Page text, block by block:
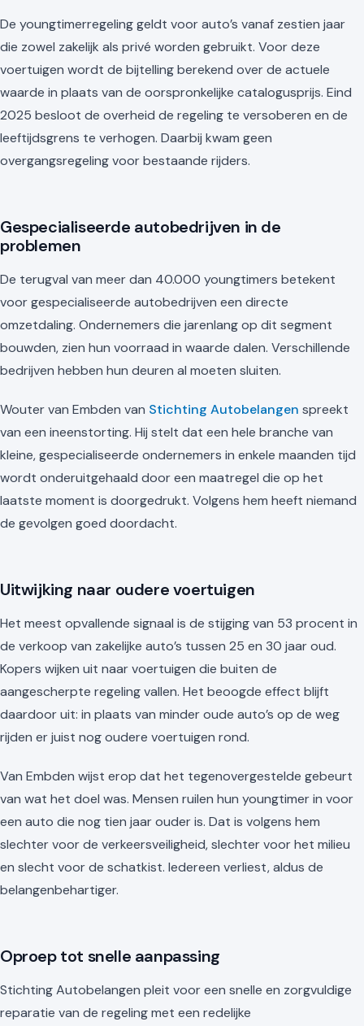
De youngtimerregeling geldt voor auto’s vanaf zestien jaar
die zowel zakelijk als privé worden gebruikt. Voor deze
voertuigen wordt de bijtelling berekend over de actuele
waarde in plaats van de oorspronkelijke catalogusprijs. Eind
2025 besloot de overheid de regeling te versoberen en de
leeftijdsgrens te verhogen. Daarbij kwam geen
overgangsregeling voor bestaande rijders.
Gespecialiseerde autobedrijven in de
problemen
De terugval van meer dan 40.000 youngtimers betekent
voor gespecialiseerde autobedrijven een directe
omzetdaling. Ondernemers die jarenlang op dit segment
bouwden, zien hun voorraad in waarde dalen. Verschillende
bedrijven hebben hun deuren al moeten sluiten.
Wouter van Embden van Stichting Autobelangen spreekt
van een ineenstorting. Hij stelt dat een hele branche van
kleine, gespecialiseerde ondernemers in enkele maanden tijd
wordt onderuitgehaald door een maatregel die op het
laatste moment is doorgedrukt. Volgens hem heeft niemand
de gevolgen goed doordacht.
Uitwijking naar oudere voertuigen
Het meest opvallende signaal is de stijging van 53 procent in
de verkoop van zakelijke auto’s tussen 25 en 30 jaar oud.
Kopers wijken uit naar voertuigen die buiten de
aangescherpte regeling vallen. Het beoogde effect blijft
daardoor uit: in plaats van minder oude auto’s op de weg
rijden er juist nog oudere voertuigen rond.
Van Embden wijst erop dat het tegenovergestelde gebeurt
van wat het doel was. Mensen ruilen hun youngtimer in voor
een auto die nog tien jaar ouder is. Dat is volgens hem
slechter voor de verkeersveiligheid, slechter voor het milieu
en slecht voor de schatkist. Iedereen verliest, aldus de
belangenbehartiger.
Oproep tot snelle aanpassing
Stichting Autobelangen pleit voor een snelle en zorgvuldige
reparatie van de regeling met een redelijke